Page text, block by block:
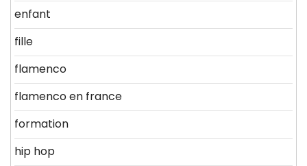
enfant
fille
flamenco
flamenco en france
formation
hip hop